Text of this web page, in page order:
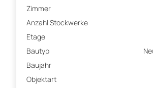
Zimmer
Anzahl Stockwerke
Etage
Bautyp
Baujahr
Objektart